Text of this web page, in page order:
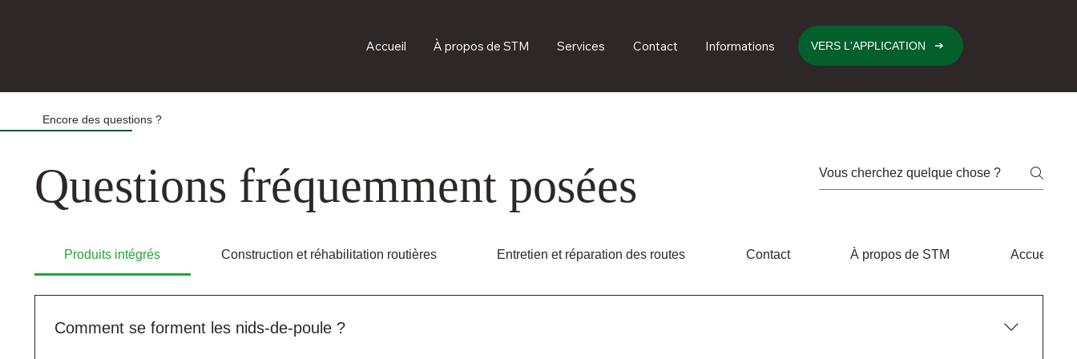
Accueil À propos de STM Services Contact Informations VERS L'APPLICATION
Encore des questions ?
Questions fréquemment posées
Produits intégrés Construction et réhabilitation routières Entretien et réparation des routes Contact À propos de STM Accueil
Comment se forment les nids-de-poule ?